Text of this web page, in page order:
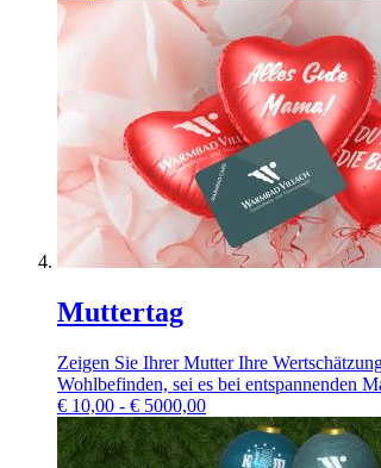
Muttertag
Zeigen Sie Ihrer Mutter Ihre
Wohlbefinden, sei es bei entspannenden
€ 10,00 - € 5000,00